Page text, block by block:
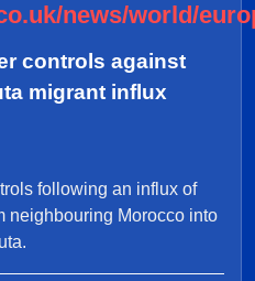
news/world/
controls against
migrant influx
following an influx of
neighbouring Morocco into